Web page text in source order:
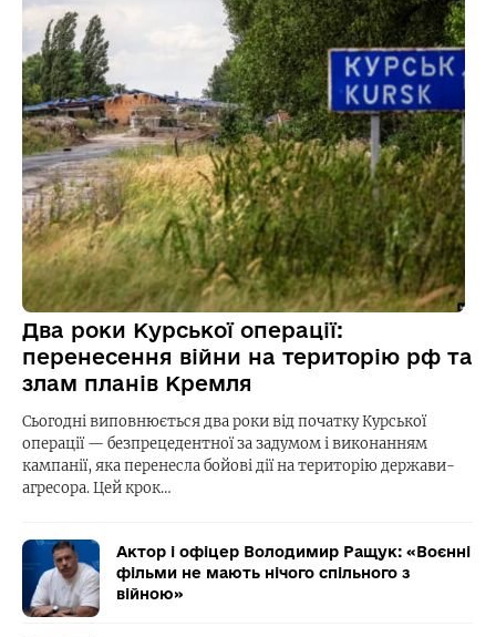
Два роки Курської операції:
перенесення війни на територію рф та
злам планів Кремля
Сьогодні виповнюється два роки від початку Курської
операції — безпрецедентної за задумом і виконанням
кампанії, яка перенесла бойові дії на територію держави-
агресора. Цей крок…
Актор і офіцер Володимир Ращук: «Воєнні
фільми не мають нічого спільного з
війною»